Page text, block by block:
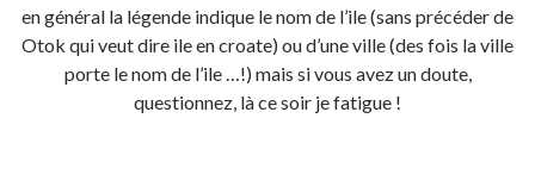
en général la légende indique le nom de l’ile (sans précéder de
Otok qui veut dire ile en croate) ou d’une ville (des fois la ville
porte le nom de l’ile …!) mais si vous avez un doute,
questionnez, là ce soir je fatigue !